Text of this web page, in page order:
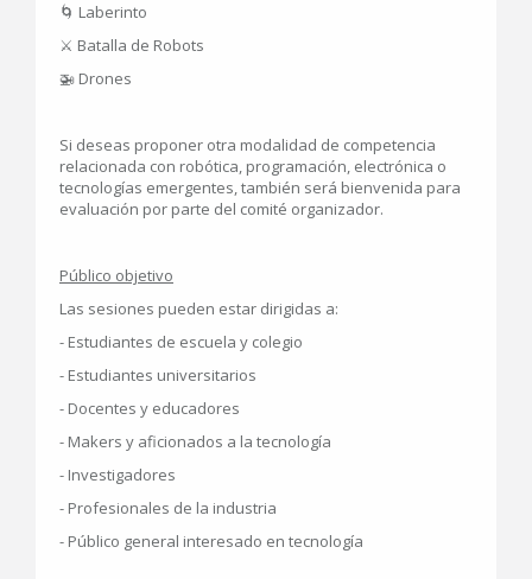
🌀 Laberinto
⚔️ Batalla de Robots
🚁 Drones
Si deseas proponer otra modalidad de competencia
relacionada con robótica, programación, electrónica o
tecnologías emergentes, también será bienvenida para
evaluación por parte del comité organizador.
Público objetivo
Las sesiones pueden estar dirigidas a:
- Estudiantes de escuela y colegio
- Estudiantes universitarios
- Docentes y educadores
- Makers y aficionados a la tecnología
- Investigadores
- Profesionales de la industria
- Público general interesado en tecnología